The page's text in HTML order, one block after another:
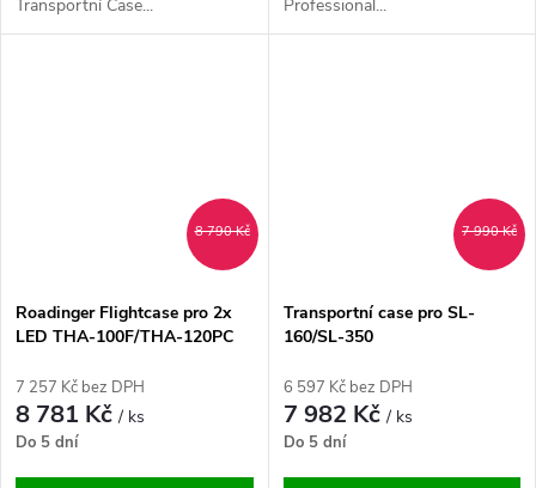
Transportní Case... Professional...
8 790 Kč
Roadinger Flightcase pro 2x
LED THA-100F/THA-120PC
7 257 Kč bez DPH
8 781 Kč/ ks
Do 5 dní
7 990 Kč
Transportní case pro SL-
160/SL-350
6 597 Kč bez DPH
7 982 Kč/ ks
Do 5 dní